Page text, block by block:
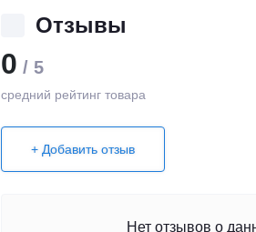
Отзывы
0 / 5
средний рейтинг товара
+ Добавить отзыв
Нет отзывов о